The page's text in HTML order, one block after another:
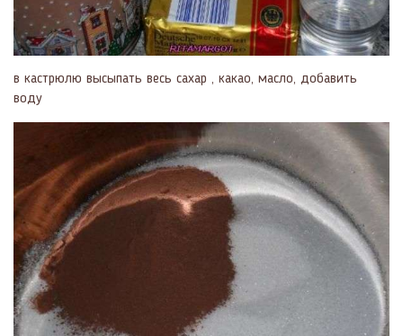
в кастрюлю высыпать весь сахар , какао, масло, добавить
воду